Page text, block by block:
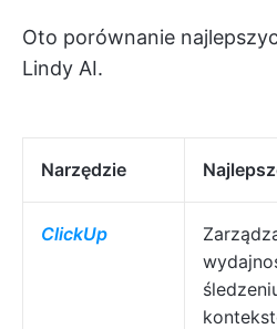
Oto porównanie
Lindy AI.
Narzędzie
ClickUp